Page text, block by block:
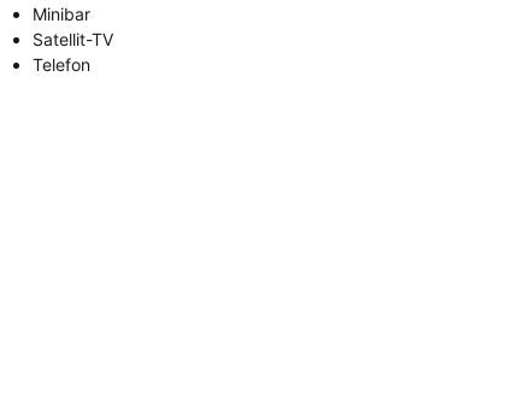
Minibar
Satellit-TV
Telefon